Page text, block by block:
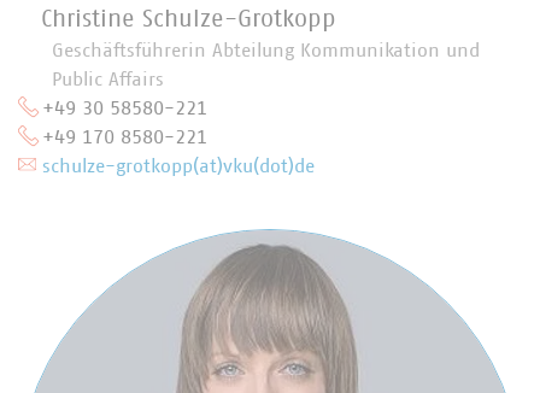
Christine Schulze-Grotkopp
Geschäftsführerin Abteilung Kommunikation und
Public Affairs
+49 30 58580-221
+49 170 8580-221
schulze-grotkopp(at)vku(dot)de